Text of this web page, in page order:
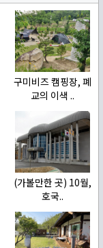
구미비즈 캠핑장, 폐
교의 이색 ..
(가볼만한 곳) 10월,
호국..